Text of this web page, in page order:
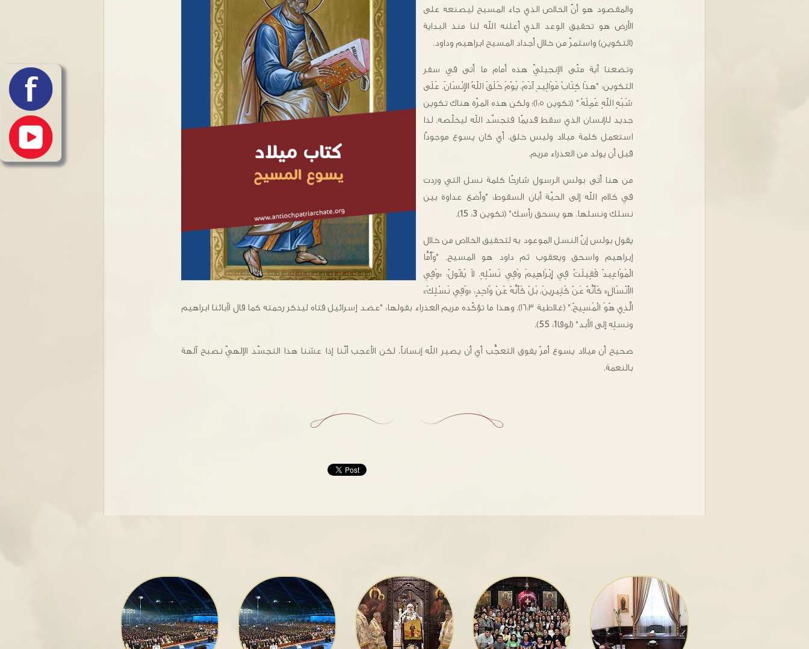
والمقصود هو أنّ الخلاص الذي جاء المسيح ليصنعه على
الأرض هو تحقيق الوعد الذي أعلنه الله لنا منذ البداية
(التكوين) واستمرّ من خلال أجداد المسيح ابراهيم وداود.
وتضعنا آية متّى الإنجيليّ هذه أمام ما أتى في سفر
التكوين: "هذَا كِتَابُ مَوَالِيدِ آدَمَ، يَوْمَ خَلَقَ اللهُ الإِنْسَانَ. عَلَى
شَبَهِ اللهِ عَمِلَهُ." (تكوين ١:٥)؛ ولكن هذه المرّة هناك تكوين
جديد للإنسان الذي سقط قديمًا فتجسّد الله ليخلّصه. لذا
استعمل كلمة ميلاد وليس خلق، أي كان يسوع موجودًا
قبل أن يولد من العذراء مريم.
من هنا أتى بولس الرسول شارحًا كلمة نسل التي وردت
في كلام الله إلى الحيّة أبان السقوط: "وأضع عداوة بين
نسلك ونسلها. هو يسحق رأسك" (تكوين 3: 15).
يقول بولس إنّ النسل الموعود به لتحقيق الخلاص من خلال
إبراهيم واسحق ويعقوب ثم داود هو المسيح. "وَأَمَّا
الْمَوَاعِيدُ فَقِيلَتْ فِي إِبْرَاهِيمَ وَفِي نَسْلِهِ. لاَ يَقُولُ: «وَفِي
الأَنْسَالِ» كَأَنَّهُ عَنْ كَثِيرِينَ، بَلْ كَأَنَّهُ عَنْ وَاحِدٍ: «وَفِي نَسْلِكَ»
الَّذِي هُوَ الْمَسِيحُ." (غلاطية ١٦:٣). وهذا ما تؤكّده مريم العذراء بقولها: "عضد إسرائيل فتاه ليذكر رحمته كما قال لآبائنا ابراهيم
ونسلِه إلى الأبد" (لوقا1: 55).
صحيح أن ميلاد يسوع أمرٌ يفوق التعجُّب أي أن يصير الله إنساناً، لكن الأعجب أنّنا إذا عشنا هذا التجسّد الإلهيّ نصبح آلهة
بالنعمة.